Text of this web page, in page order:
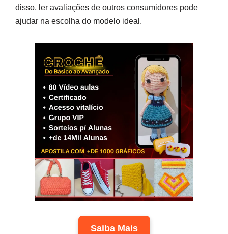
disso, ler avaliações de outros consumidores pode
ajudar na escolha do modelo ideal.
Saiba Mais